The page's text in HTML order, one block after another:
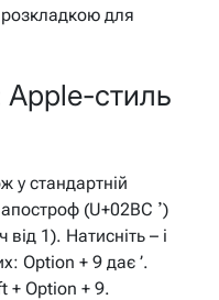
для
стиль
у стандартній
(U+02BC ʼ)
1). Натисніть – і
Option + 9 дає ’.
+ Option + 9.